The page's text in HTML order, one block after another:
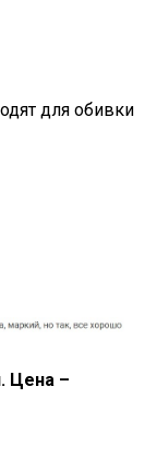
для обивки
Цена –